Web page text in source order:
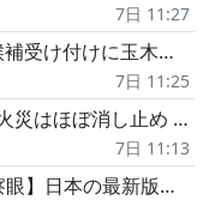
7日 11:27
玉木氏と橋本氏 22日告示
7日 11:25
認なし 台風接近・猛暑の中片付け進める
7日 11:13
最新版防衛白書 その記述の裏にひそむ「本質」とは